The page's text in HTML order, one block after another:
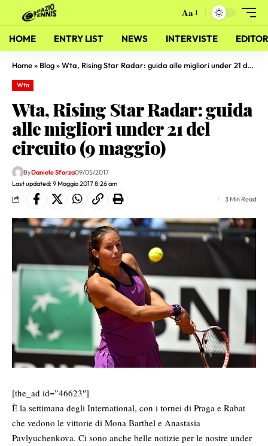
Aa
HOME ENTRY LIST NEWS INTERVISTE
Home» Blog»Wta, Rising Star Radar: guida alle migliori under 21 del circuito (9 maggio)
Wta
Wta, Rising Star Radar: guida
alle migliori under 21 del
circuito (9 maggio)
Last updated: 9 Maggio 2017 8:26 am
ByDaniele Sforza09/05/2017
3 Min Read
[the_ad id=”46623″]
È la settimana degli International, con i tornei di Praga e Rabat
che vedono le vittorie di Mona Barthel e Anastasia
Pavlyuchenkova. Ci sono anche belle notizie per le nostre under